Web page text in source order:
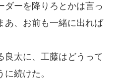
ダーを降りろとかは言っ
、お前も一緒に出れば
太に、工藤はどうって
続けた。